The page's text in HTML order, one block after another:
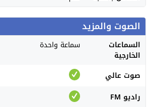
الصوت والمزيد
السماعات
الخارجية
سماعة واحدة
صوت عالي
راديو FM